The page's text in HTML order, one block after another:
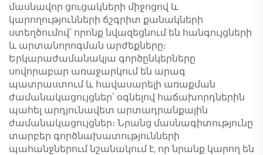
մասնավոր ցուցակների միջոցով և
կարողությունների ճշգրիտ քանակների
ստեղծումով՝ որոնք նվազեցնում են հանգույցների
և արտանորոգման արժեքները։
Երկարաժամանակյա գործընկերները
սովորաբար առաջարկում են արագ
պատրաստում և հավասարելի առաքման
ժամանակացույցներ՝ օգնելով հաճախորդներին
պահել արդյունավետ արտադրանքային
ժամանակացույցներ։ Նրանց մասնագիտությունը
տարբեր գործնախատությունների
պահանջներում նշանակում է, որ նրանք կարող են